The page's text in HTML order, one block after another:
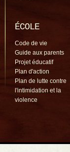
ÉCOLE
Code de vie
Guide aux parents
Projet éducatif
Plan d'action
Plan de lutte contre
l'intimidation et la
violence